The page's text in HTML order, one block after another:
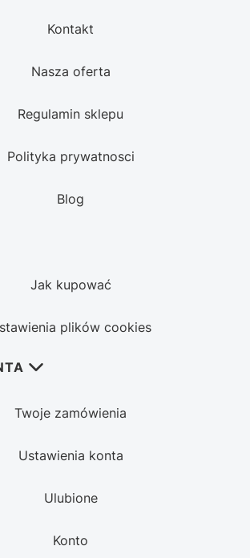
Kontakt
Nasza oferta
Regulamin sklepu
Polityka prywatnosci
Blog
Jak kupować
plików cookies
Twoje zamówienia
Ustawienia konta
Ulubione
Konto